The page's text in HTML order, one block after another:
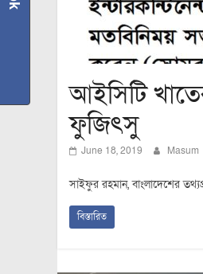
আইসিটি
ফুজিৎসু
June 18, 2019 Masum
সাইফুর রহমান, বাংলাদেশের
বিস্তারিত